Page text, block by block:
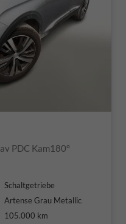
PDC Kam180°
Schaltgetriebe
Artense Grau Metallic
105.000 km